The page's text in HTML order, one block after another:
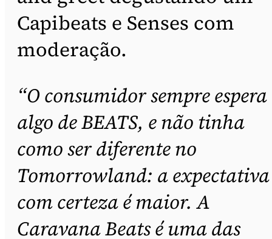
Capibeats e Senses com
moderação.
“O consumidor sempre espera
algo de BEATS, e não tinha
como ser diferente no
Tomorrowland: a expectativa
com certeza é maior. A
Caravana Beats é uma das